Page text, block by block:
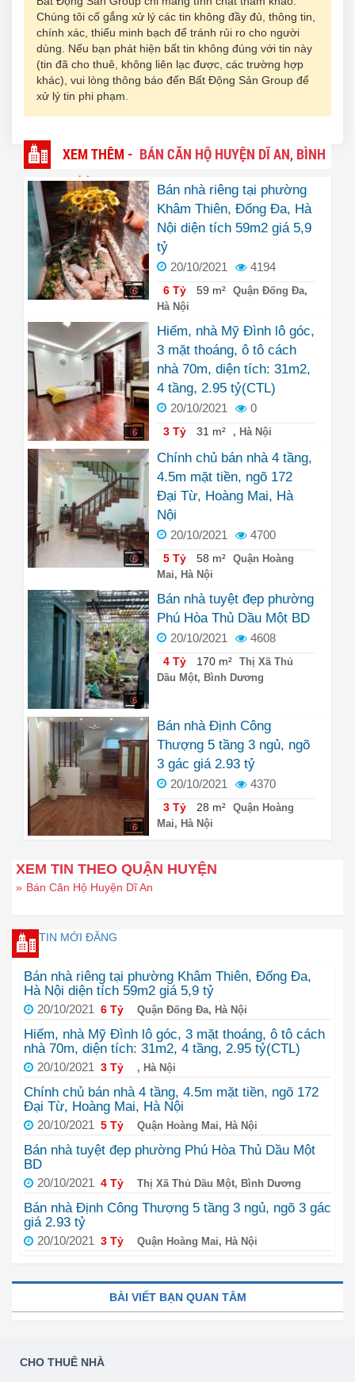
Chúng tôi cố gắng xử lý các tin không đầy đủ, thông tin,
chính xác, thiếu minh bạch để tránh rủi ro cho người
dùng. Nếu bạn phát hiện bất tin không đúng với tin này
(tin đã cho thuê, không liên lạc được, các trường hợp
khác), vui lòng thông báo đến Bất Động Sản Group để
xử lý tin phi phạm.
XEM THÊM - BÁN CĂN HỘ HUYỆN DĨ AN, BÌNH
DƯƠNG
6
Bán nhà riêng tại phường
Khâm Thiên, Đống Đa, Hà
Nội diện tích 59m2 giá 5,9
tỷ
20/10/2021 4194
6 Tỷ 59 m²
Quận Đống Đa,
Hà Nội
6
Hiếm, nhà Mỹ Đình lô góc,
3 mặt thoáng, ô tô cách
nhà 70m, diện tích: 31m2,
4 tầng, 2.95 tỷ(CTL)
20/10/2021 0
3 Tỷ 31 m² , Hà Nội
6
Chính chủ bán nhà 4 tầng,
4.5m mặt tiền, ngõ 172
Đại Từ, Hoàng Mai, Hà
Nội
20/10/2021 4700
5 Tỷ 58 m²
Quận Hoàng
Mai, Hà Nội
6
Bán nhà tuyệt đẹp phường
Phú Hòa Thủ Dầu Một BD
20/10/2021 4608
4 Tỷ 170 m²
Thị Xã Thủ
Dầu Một, Bình Dương
6
Bán nhà Định Công
Thượng 5 tầng 3 ngủ, ngõ
3 gác giá 2.93 tỷ
20/10/2021 4370
3 Tỷ 28 m²
Quận Hoàng
Mai, Hà Nội
XEM TIN THEO QUẬN HUYỆN
» Bán Căn Hộ Huyện Dĩ An
TIN MỚI ĐĂNG
Bán nhà riêng tại phường Khâm Thiên, Đống Đa,
Hà Nội diện tích 59m2 giá 5,9 tỷ
20/10/2021 6 Tỷ Quận Đống Đa, Hà Nội
Hiếm, nhà Mỹ Đình lô góc, 3 mặt thoáng, ô tô cách
nhà 70m, diện tích: 31m2, 4 tầng, 2.95 tỷ(CTL)
20/10/2021 3 Tỷ , Hà Nội
Chính chủ bán nhà 4 tầng, 4.5m mặt tiền, ngõ 172
Đại Từ, Hoàng Mai, Hà Nội
20/10/2021 5 Tỷ Quận Hoàng Mai, Hà Nội
Bán nhà tuyệt đẹp phường Phú Hòa Thủ Dầu Một
BD
20/10/2021 4 Tỷ Thị Xã Thủ Dầu Một, Bình Dương
Bán nhà Định Công Thượng 5 tầng 3 ngủ, ngõ 3 gác
giá 2.93 tỷ
20/10/2021 3 Tỷ Quận Hoàng Mai, Hà Nội
BÀI VIẾT BẠN QUAN TÂM
CHO THUÊ NHÀ